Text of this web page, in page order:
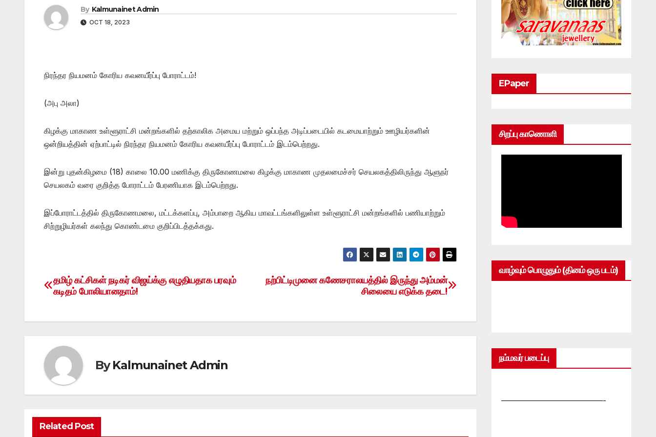
By Kalmunainet Admin
OCT 18, 2023
நிரந்தர நியமனம் கோரிய கவனயீர்ப்பு போராட்டம்!
(அபு அலா)
கிழக்கு மாகாண உள்ளூராட்சி மன்றங்களில் தற்காலிக அமைய மற்றும் ஒப்பந்த அடிப்படையில் கடமையாற்றும் ஊழியர்களின்
ஒன்றியத்தின் ஏற்பாட்டில் நிரந்தர நியமனம் கோரிய கவனயீர்ப்பு போராட்டம் இடம்பெற்றது.
இன்று புதன்கிழமை (18) காலை 10.00 மணிக்கு திருகோணமலை கிழக்கு மாகாண முதலமைச்சர் செயலகத்திலிருந்து ஆளுநர்
செயலகம் வரை குறித்த போராட்டம் பேரணியாக இடம்பெற்றது.
இப்போராட்டத்தில் திருகோணமலை, மட்டக்களப்பு, அம்பாறை ஆகிய மாவட்டங்களிலுள்ள உள்ளூராட்சி மன்றங்களில் பணியாற்றும்
சிற்றுழியர்கள் கலந்து கொண்டமை குறிப்பிடத்தக்கது.
Post
நற்பிட்டிமுனை கணேசராலயத்தில் இருந்து அம்மன்
சிலையை எடுக்க தடை!
தமிழ் கட்சிகள் நடிகர் விஜய்க்கு எழுதியதாக பரவும்
கடிதம் போலியானதாம்!
ByKalmunainet Admin
Related Post
EPaper
சிறப்பு காணொளி
வாழ்வும் பொழுதும் (தினம் ஒரு படம்)
நம்மவர் படைப்பு
—————————————-